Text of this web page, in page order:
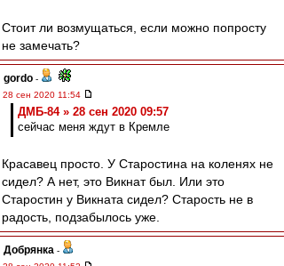
Стоит ли возмущаться, если можно попросту
не замечать?
gordo -
28 сен 2020 11:54
ДМБ-84 » 28 сен 2020 09:57
сейчас меня ждут в Кремле
Красавец просто. У Старостина на коленях не
сидел? А нет, это Викнат был. Или это
Старостин у Викната сидел? Старость не в
радость, подзабылось уже.
Добрянка -